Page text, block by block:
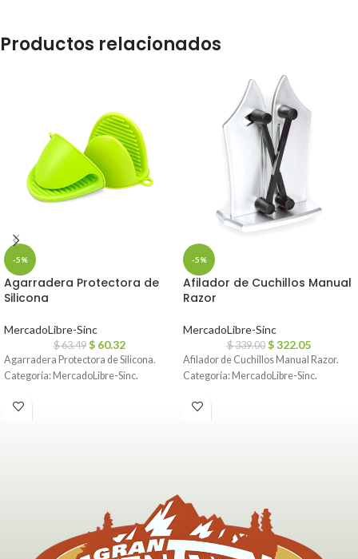
Productos relacionados
-5%
Agarradera Protectora de
Silicona
MercadoLibre-Sinc
$63.49 $ 60.32
Agarradera Protectora de Silicona.
Categoría: MercadoLibre-Sinc.
-5%
Afilador de Cuchillos Manual
Razor
MercadoLibre-Sinc
$339.00 $322.05
Afilador de Cuchillos Manual Razor.
Categoría: MercadoLibre-Sinc.